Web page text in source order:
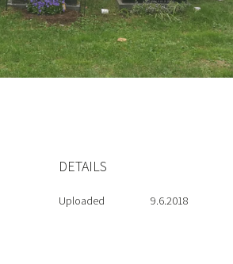
DETAILS
Uploaded 9.6.2018